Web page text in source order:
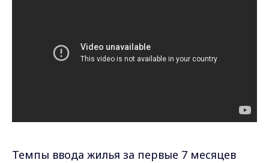
Темпы ввода жилья за первые 7 месяцев